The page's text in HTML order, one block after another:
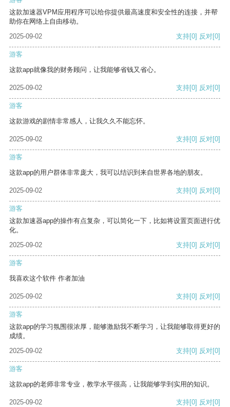
这款加速器VPM应用程序可以给你提供最高速度和安全性的连接，并帮
助你在网络上自由移动。
2025-09-02
支持[0] 反对[0]
游客
这款app就像我的财务顾问，让我能够省钱又省心。
2025-09-02 支持[0] 反对[0]
游客
这款游戏的剧情非常感人，让我久久不能忘怀。
2025-09-02 支持[0] 反对[0]
游客
这款app的用户群体非常庞大，我可以结识到来自世界各地的朋友。
2025-09-02 支持[0] 反对[0]
游客
这款加速器app的操作有点复杂，可以简化一下，比如将设置页面进行优
化。
2025-09-02
支持[0] 反对[0]
游客
我喜欢这个软件 作者加油
2025-09-02 支持[0] 反对[0]
游客
这款app的学习氛围很浓厚，能够激励我不断学习，让我能够取得更好的
成绩。
2025-09-02
支持[0] 反对[0]
游客
这款app的老师非常专业，教学水平很高，让我能够学到实用的知识。
2025-09-02 支持[0] 反对[0]